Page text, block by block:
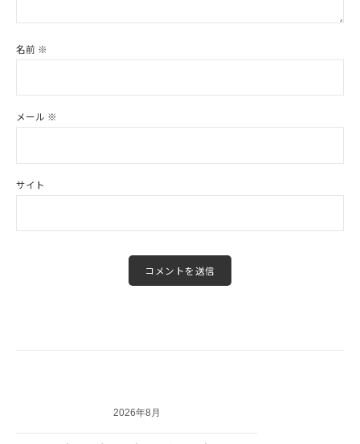
名前 ※
メール ※
サイト
2026年8月